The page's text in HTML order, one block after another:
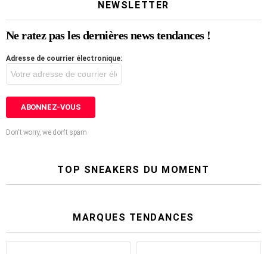
NEWSLETTER
Ne ratez pas les dernières news tendances !
Adresse de courrier électronique:
Don't worry, we don't spam
TOP SNEAKERS DU MOMENT
MARQUES TENDANCES